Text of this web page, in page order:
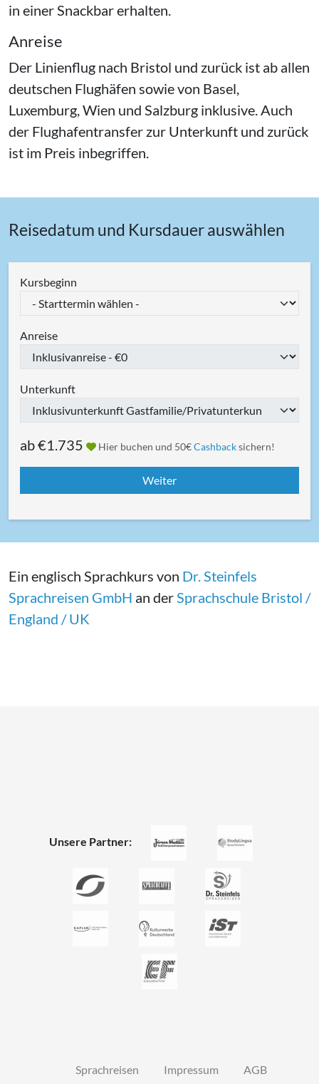
in einer Snackbar erhalten.
Anreise
Der Linienflug nach Bristol und zurück ist ab allen
deutschen Flughäfen sowie von Basel,
Luxemburg, Wien und Salzburg inklusive. Auch
der Flughafentransfer zur Unterkunft und zurück
ist im Preis inbegriffen.
Reisedatum und Kursdauer auswählen
Kursbeginn
Anreise
Unterkunft
ab€1.735 Hier buchen und 50€Cashbacksichern!
Ein englisch Sprachkurs von Dr. Steinfels
Sprachreisen GmbH an der Sprachschule Bristol /
England / UK
Unsere Partner:
Sprachreisen Impressum AGB